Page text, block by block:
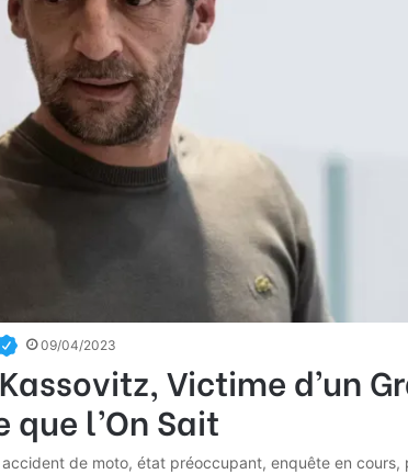
09/04/2023
Victime d’un
que l’On Sait
de moto, état préoccupant, enquête en